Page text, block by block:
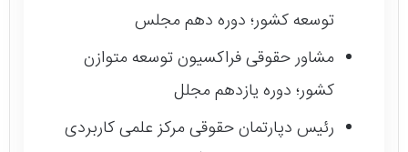
توسعه کشور؛ دوره دهم مجلس
مشاور حقوقی فراکسیون توسعه متوازن
کشور؛ دوره یازدهم مجلل
رئیس دپارتمان حقوقی مرکز علمی کاربردی